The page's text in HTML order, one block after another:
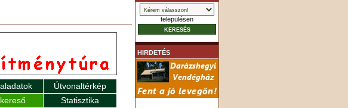
Útvonaltérkép
Statisztika
településen
HIRDETÉS